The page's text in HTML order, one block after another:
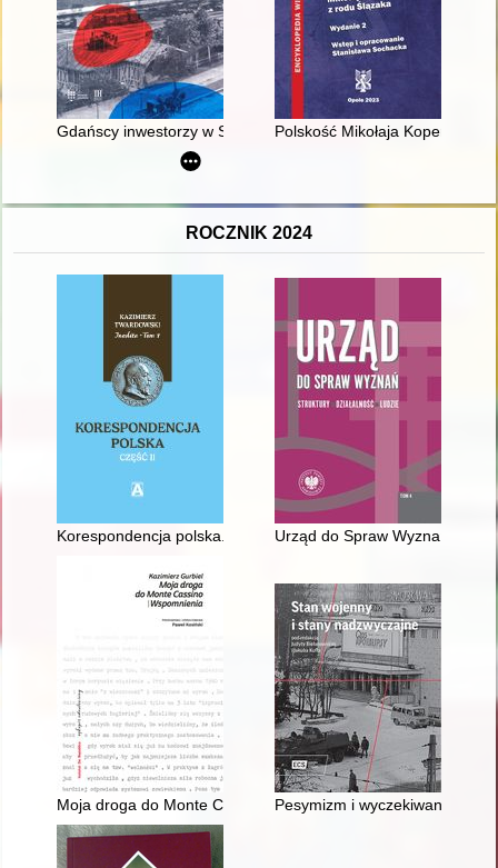
Gdańscy inwestorzy w Sopocie : prestiż finansowy i
Polskość Mikołaja Kopernika z
ROCZNIK 2024
Korespondencja polska. Cz. 2 Urząd do Spraw Wyznań :
Moja droga do Monte Cassino : wspomnienia
Pesymizm i wyczekiwanie :